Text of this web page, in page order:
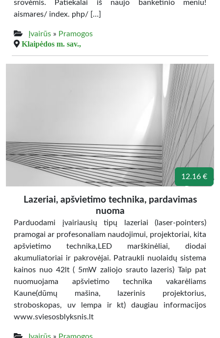
srovėmis. Patiekalai iš naujo banketinio meniu!
aismares/ index. php/ […]
Įvairūs » Pramogos
Klaipėdos m. sav.,
12.16 €
Lazeriai, apšvietimo technika, pardavimas
nuoma
Parduodami įvairiausių tipų lazeriai (laser-pointers)
pramogai ar profesonaliam naudojimui, projektoriai, kita
apšvietimo technika,LED marškinėliai, diodai
akumuliatoriai ir pakrovėjai. Patraukli nuolaidų sistema
kainos nuo 42lt ( 5mW zaliojo srauto lazeris) Taip pat
nuomuojama apšvietimo technika vakarėliams
Kaune(dūmų mašina, lazerinis projektorius,
stroboskopas, uv lempa ir kt) daugiau informacijos
www.sviesosblyksnis.lt